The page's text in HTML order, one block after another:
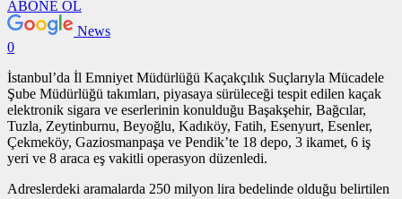
ABONE OL
News
0
İstanbul’da İl Emniyet Müdürlüğü Kaçakçılık Suçlarıyla Mücadele
Şube Müdürlüğü takımları, piyasaya sürüleceği tespit edilen kaçak
elektronik sigara ve eserlerinin konulduğu Başakşehir, Bağcılar,
Tuzla, Zeytinburnu, Beyoğlu, Kadıköy, Fatih, Esenyurt, Esenler,
Çekmeköy, Gaziosmanpaşa ve Pendik’te 18 depo, 3 ikamet, 6 iş
yeri ve 8 araca eş vakitli operasyon düzenledi.
Adreslerdeki aramalarda 250 milyon lira bedelinde olduğu belirtilen